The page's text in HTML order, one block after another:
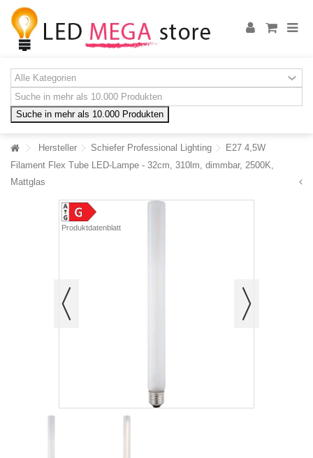
Suche in mehr als 10.000 Produkten
Hersteller Schiefer Professional Lighting
E27 4,5W
Filament Flex Tube LED-Lampe - 32cm, 310lm, dimmbar, 2500K,
Mattglas
Produktdatenblatt